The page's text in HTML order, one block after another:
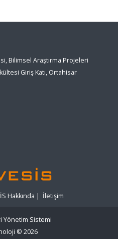
Bilimsel Araştırma Projeleri
Giriş Katı, Ortahisar
Hakkında | İletişim
Yönetim Sistemi
© 2026